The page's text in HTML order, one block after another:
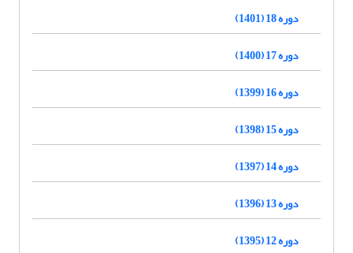
دوره 18 (1401)
دوره 17 (1400)
دوره 16 (1399)
دوره 15 (1398)
دوره 14 (1397)
دوره 13 (1396)
دوره 12 (1395)